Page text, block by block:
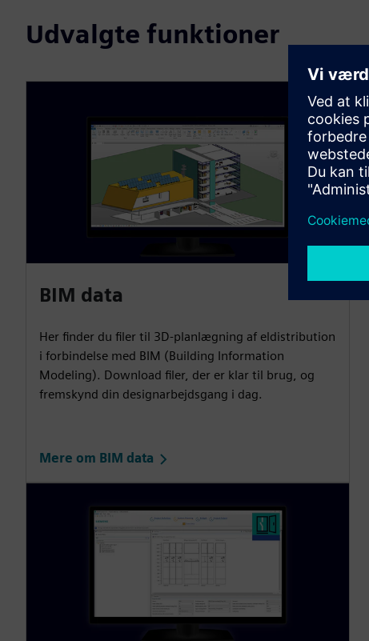
Udvalgte funktioner
BIM data
Her finder du filer til 3D-planlægning af eldistribution
i forbindelse med BIM (Building Information
Modeling). Download filer, der er klar til brug, og
fremskynd din designarbejdsgang i dag.
Mere om BIM data